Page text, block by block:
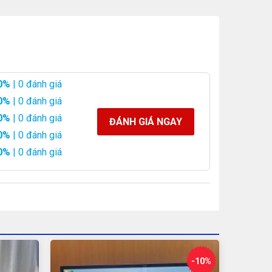
| 0 đánh giá
| 0 đánh giá
| 0 đánh giá
| 0 đánh giá
| 0 đánh giá
ĐÁNH GIÁ NGAY
-10%